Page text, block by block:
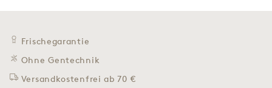
Frischegarantie
Ohne Gentechnik
Versandkostenfrei ab 70 €